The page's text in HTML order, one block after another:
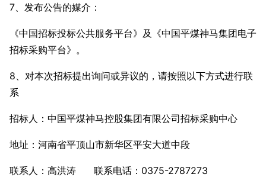
7、发布公告的媒介：
《中国招标投标公共服务平台》及《中国平煤神马集团电子
招标采购平台》。
8、对本次招标提出询问或异议的，请按照以下方式进行联
系
招标人：中国平煤神马控股集团有限公司招标采购中心
地址：河南省平顶山市新华区平安大道中段
联系人：高洪涛 联系电话：0375-2787273